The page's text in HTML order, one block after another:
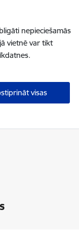
nepieciešamās
vietnē var tikt
visas